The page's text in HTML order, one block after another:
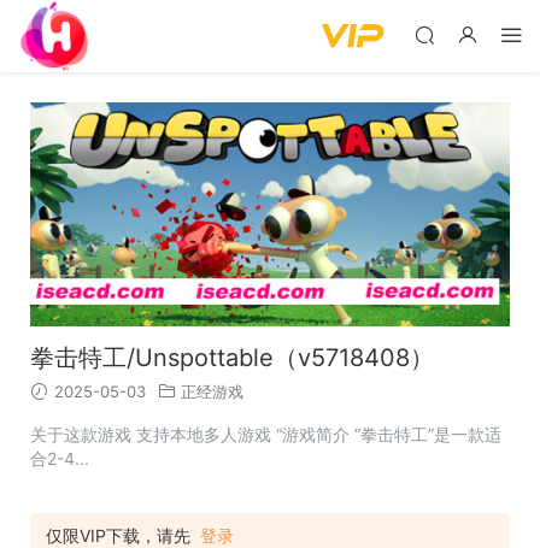
拳击特工/Unspottable（v5718408）
2025-05-03 正经游戏
关于这款游戏 支持本地多人游戏 “游戏简介 “拳击特工”是一款适
合2-4...
仅限VIP下载，请先 登录